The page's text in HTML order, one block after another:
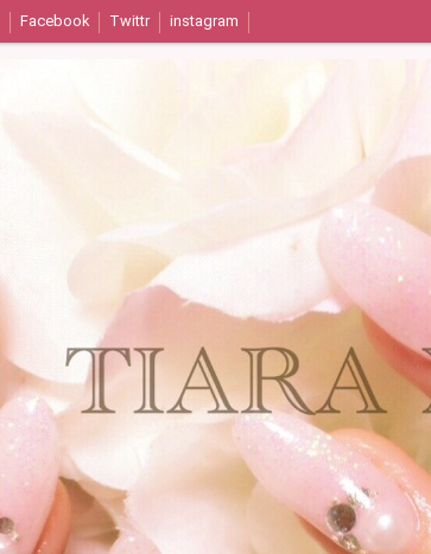
Facebook Twittr instagram